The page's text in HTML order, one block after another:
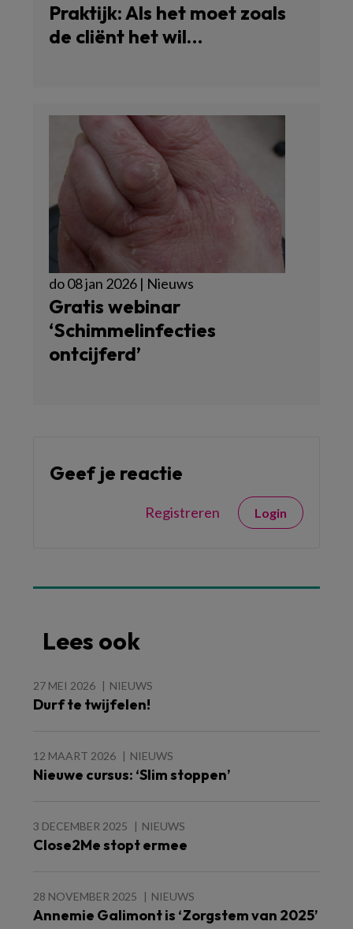
Praktijk: Als het moet zoals
de cliënt het wil…
do 08 jan 2026 | Nieuws
Gratis webinar
‘Schimmelinfecties
ontcijferd’
Geef je reactie
Registreren Login
Lees ook
27 MEI 2026 NIEUWS
Durf te twijfelen!
12 MAART 2026 NIEUWS
Nieuwe cursus: ‘Slim stoppen’
3 DECEMBER 2025 NIEUWS
Close2Me stopt ermee
28 NOVEMBER 2025 NIEUWS
Annemie Galimont is ‘Zorgstem van 2025’